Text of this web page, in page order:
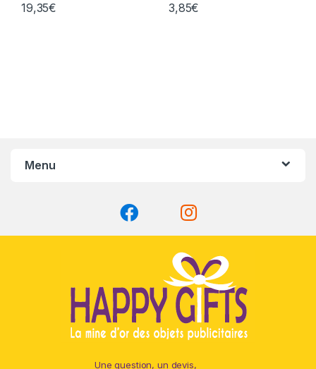
19,35€ 3,85€
Menu
Une question, un devis,